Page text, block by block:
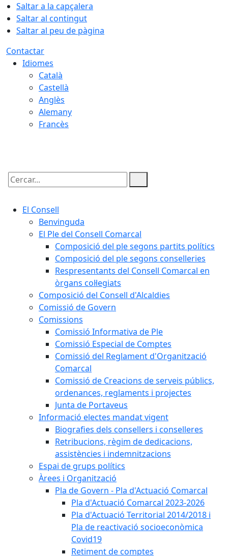
Saltar a la capçalera
Saltar al contingut
Saltar al peu de pàgina
Contactar
Idiomes
Català
Castellà
Anglès
Alemany
Francès
Cercar:
El Consell
Benvinguda
El Ple del Consell Comarcal
Composició del ple segons partits polítics
Composició del ple segons conselleries
Respresentants del Consell Comarcal en
òrgans col·legiats
Composició del Consell d'Alcaldies
Comissió de Govern
Comissions
Comissió Informativa de Ple
Comissió Especial de Comptes
Comissió del Reglament d'Organització
Comarcal
Comissió de Creacions de serveis públics,
ordenances, reglaments i projectes
Junta de Portaveus
Informació electes mandat vigent
Biografies dels consellers i conselleres
Retribucions, règim de dedicacions,
assistències i indemnitzacions
Espai de grups polítics
Àrees i Organització
Pla de Govern - Pla d'Actuació Comarcal
Pla d'Actuació Comarcal 2023-2026
Pla d'Actuació Territorial 2014/2018 i
Pla de reactivació socioeconòmica
Covid19
Retiment de comptes